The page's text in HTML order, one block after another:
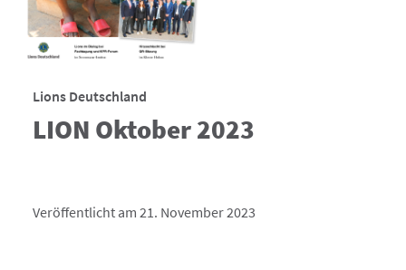
Lions Deutschland
LION Oktober 2023
Veröffentlicht am 21. November 2023